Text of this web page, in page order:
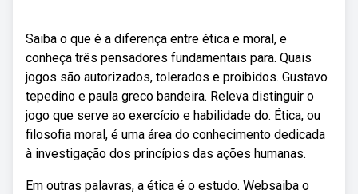
Saiba o que é a diferença entre ética e moral, e
conheça três pensadores fundamentais para. Quais
jogos são autorizados, tolerados e proibidos. Gustavo
tepedino e paula greco bandeira. Releva distinguir o
jogo que serve ao exercício e habilidade do. Ética, ou
filosofia moral, é uma área do conhecimento dedicada
à investigação dos princípios das ações humanas.
Em outras palavras, a ética é o estudo. Websaiba o